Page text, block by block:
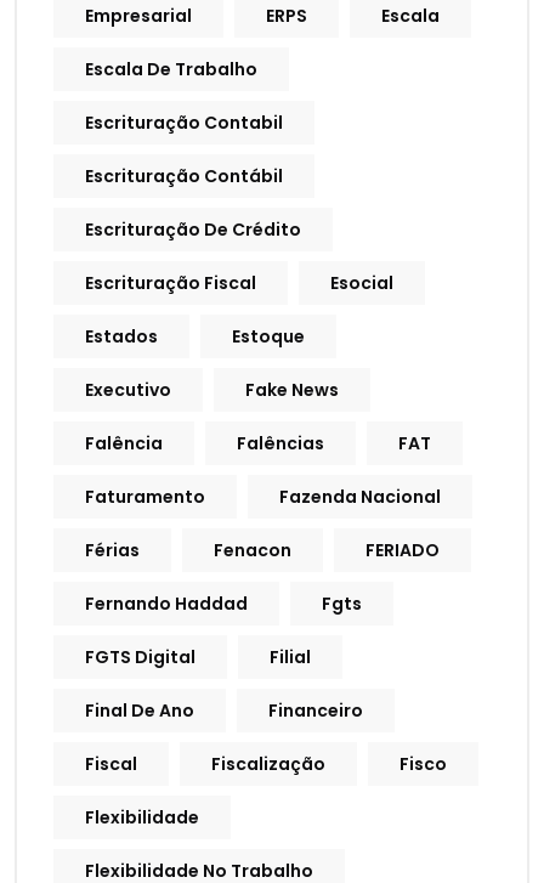
Empresarial ERPS Escala
Escala De Trabalho
Escrituração Contabil
Escrituração Contábil
Escrituração De Crédito
Escrituração Fiscal Esocial
Estados Estoque
Executivo Fake News
Falência Falências FAT
Faturamento Fazenda Nacional
Férias Fenacon FERIADO
Fernando Haddad Fgts
FGTS Digital Filial
Final De Ano Financeiro
Fiscal Fiscalização Fisco
Flexibilidade
Flexibilidade No Trabalho